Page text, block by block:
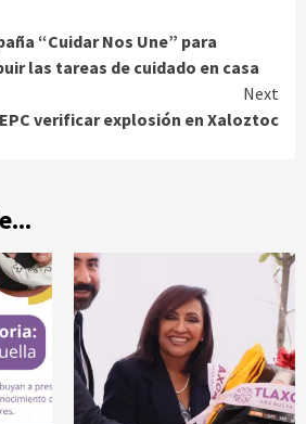
“Cuidar Nos Une” para
las tareas de cuidado en casa
Next
verificar explosión en Xaloztoc